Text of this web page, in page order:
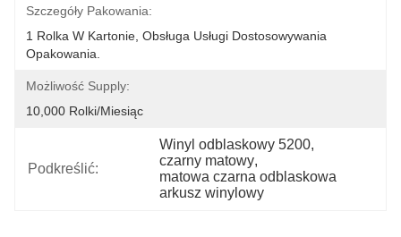
Szczegóły Pakowania:
1 Rolka W Kartonie, Obsługa Usługi Dostosowywania
Opakowania.
Możliwość Supply:
10,000 Rolki/miesiąc
Podkreślić:
Winyl odblaskowy 5200,
czarny matowy,
matowa czarna odblaskowa
arkusz winylowy